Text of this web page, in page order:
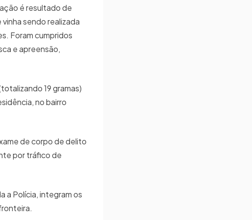
é resultado de
sendo realizada
Foram cumpridos
e apreensão,
19 gramas)
no bairro
de corpo de delito
por tráfico de
a Polícia, integram os